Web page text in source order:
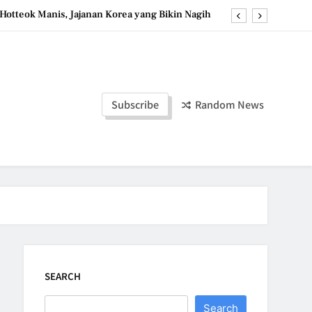
Hotteok Manis, Jajanan Korea yang Bikin Nagih
the Simple Ingredients That Make It Perfect
Tzatziki Yogurt Saus Segar Favorit Mediterania
Subscribe Random News
SEARCH
Search